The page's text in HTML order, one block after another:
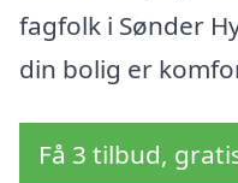
fagfolk i Sønder
din bolig er
Få 3 tilbud,